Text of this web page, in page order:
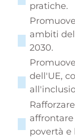
pratiche.
ambiti
2030.
dell'UE,
povertà e